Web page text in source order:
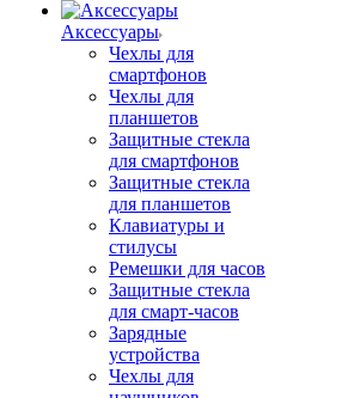
Аксессуары
Чехлы для
смартфонов
Чехлы для
планшетов
Защитные стекла
для смартфонов
Защитные стекла
для планшетов
Клавиатуры и
стилусы
Ремешки для часов
Защитные стекла
для смарт-часов
Зарядные
устройства
Чехлы для